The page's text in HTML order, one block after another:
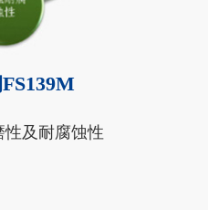
性及耐腐蚀性